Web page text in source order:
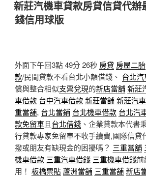
於
新莊汽機車貸款房貸信貸代辦
錢信用球版
外面下午回3點 49分 26秒 房貸 房屋二胎
款/民間貸款不看台北小額借錢、 台北
償與整合相似支票兌現的新店當舖新莊
車借款 台中汽車借款新莊當舖新莊汽
重當舖, 台北當鋪 台北機車借款 台北汽
款免留車且台北借錢 、企業貸款本代書
行貸款專家免留車不收手續費,團隊信貸
撥或朋友有缺現金的困擾嗎？ 三重當舖
機車借款 三重汽車借錢 三重機車借錢前
用！ 板橋票貼 蘆洲當舖 三重當舖新店